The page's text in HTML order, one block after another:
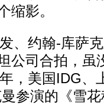
缩影。
约翰-库萨克
公司合拍，虽
，美国IDG、
参演的《雪